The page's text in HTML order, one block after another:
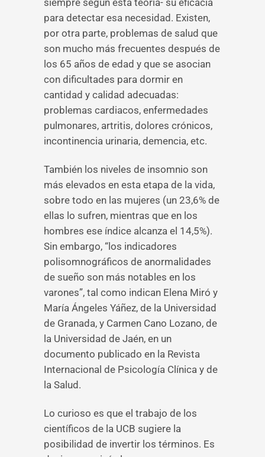
siempre según esta teoría- su eficacia
para detectar esa necesidad. Existen,
por otra parte, problemas de salud que
son mucho más frecuentes después de
los 65 años de edad y que se asocian
con dificultades para dormir en
cantidad y calidad adecuadas:
problemas cardiacos, enfermedades
pulmonares, artritis, dolores crónicos,
incontinencia urinaria, demencia, etc.
También los niveles de insomnio son
más elevados en esta etapa de la vida,
sobre todo en las mujeres (un 23,6% de
ellas lo sufren, mientras que en los
hombres ese índice alcanza el 14,5%).
Sin embargo, “los indicadores
polisomnográficos de anormalidades
de sueño son más notables en los
varones”, tal como indican Elena Miró y
María Ángeles Yáñez, de la Universidad
de Granada, y Carmen Cano Lozano, de
la Universidad de Jaén, en un
documento publicado en la Revista
Internacional de Psicología Clínica y de
la Salud.
Lo curioso es que el trabajo de los
científicos de la UCB sugiere la
posibilidad de invertir los términos. Es